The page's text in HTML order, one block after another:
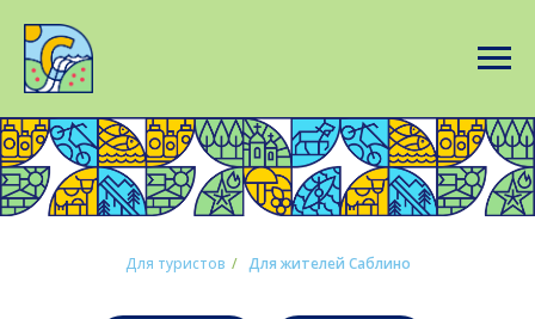
Для туристов / Для жителей Саблино